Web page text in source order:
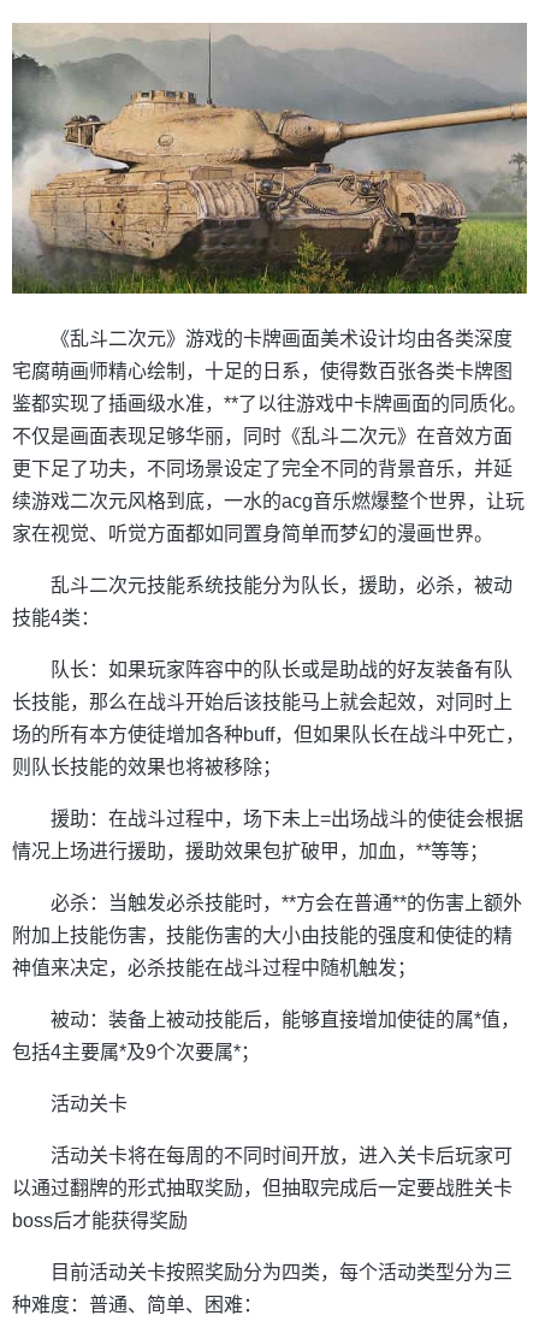
《乱斗二次元》游戏的卡牌画面美术设计均由各类深度
宅腐萌画师精心绘制，十足的日系，使得数百张各类卡牌图
鉴都实现了插画级水准，**了以往游戏中卡牌画面的同质化。
不仅是画面表现足够华丽，同时《乱斗二次元》在音效方面
更下足了功夫，不同场景设定了完全不同的背景音乐，并延
续游戏二次元风格到底，一水的acg音乐燃爆整个世界，让玩
家在视觉、听觉方面都如同置身简单而梦幻的漫画世界。
乱斗二次元技能系统技能分为队长，援助，必杀，被动
技能4类：
队长：如果玩家阵容中的队长或是助战的好友装备有队
长技能，那么在战斗开始后该技能马上就会起效，对同时上
场的所有本方使徒增加各种buff，但如果队长在战斗中死亡，
则队长技能的效果也将被移除；
援助：在战斗过程中，场下未上=出场战斗的使徒会根据
情况上场进行援助，援助效果包扩破甲，加血，**等等；
必杀：当触发必杀技能时，**方会在普通**的伤害上额外
附加上技能伤害，技能伤害的大小由技能的强度和使徒的精
神值来决定，必杀技能在战斗过程中随机触发；
被动：装备上被动技能后，能够直接增加使徒的属*值，
包括4主要属*及9个次要属*；
活动关卡
活动关卡将在每周的不同时间开放，进入关卡后玩家可
以通过翻牌的形式抽取奖励，但抽取完成后一定要战胜关卡
boss后才能获得奖励
目前活动关卡按照奖励分为四类，每个活动类型分为三
种难度：普通、简单、困难：